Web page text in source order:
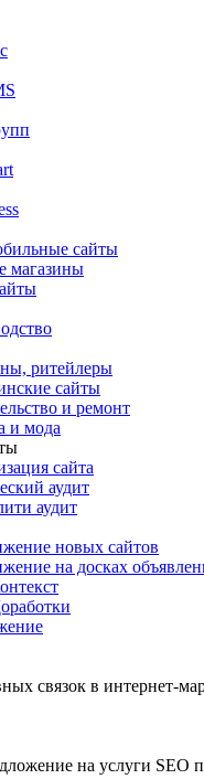
сайты
магазины
ритейлеры
сайты
и ремонт
и мода
сайта
аудит
аудит
новых сайтов
на досках
связок в интернет-
на услуги SEO